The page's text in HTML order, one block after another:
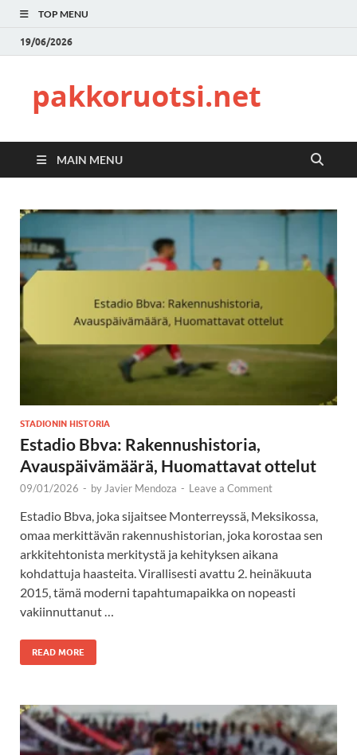
TOP MENU
19/06/2026
pakkoruotsi.net
MAIN MENU
STADIONIN HISTORIA
Estadio Bbva: Rakennushistoria,
Avauspäivämäärä, Huomattavat ottelut
09/01/2026 - by Javier Mendoza - Leave a Comment
Estadio Bbva, joka sijaitsee Monterreyssä, Meksikossa,
omaa merkittävän rakennushistorian, joka korostaa sen
arkkitehtonista merkitystä ja kehityksen aikana
kohdattuja haasteita. Virallisesti avattu 2. heinäkuuta
2015, tämä moderni tapahtumapaikka on nopeasti
vakiinnuttanut …
READ MORE